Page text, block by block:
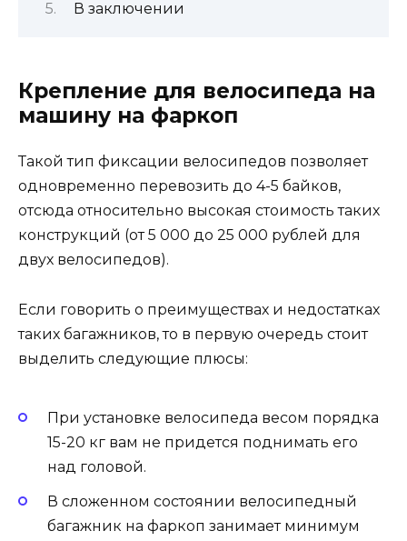
В заключении
Крепление для велосипеда на
машину на фаркоп
Такой тип фиксации велосипедов позволяет
одновременно перевозить до 4-5 байков,
отсюда относительно высокая стоимость таких
конструкций (от 5 000 до 25 000 рублей для
двух велосипедов).
Если говорить о преимуществах и недостатках
таких багажников, то в первую очередь стоит
выделить следующие плюсы:
При установке велосипеда весом порядка
15-20 кг вам не придется поднимать его
над головой.
В сложенном состоянии велосипедный
багажник на фаркоп занимает минимум